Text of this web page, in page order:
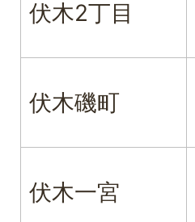
伏木2丁目
伏木磯町
伏木一宮